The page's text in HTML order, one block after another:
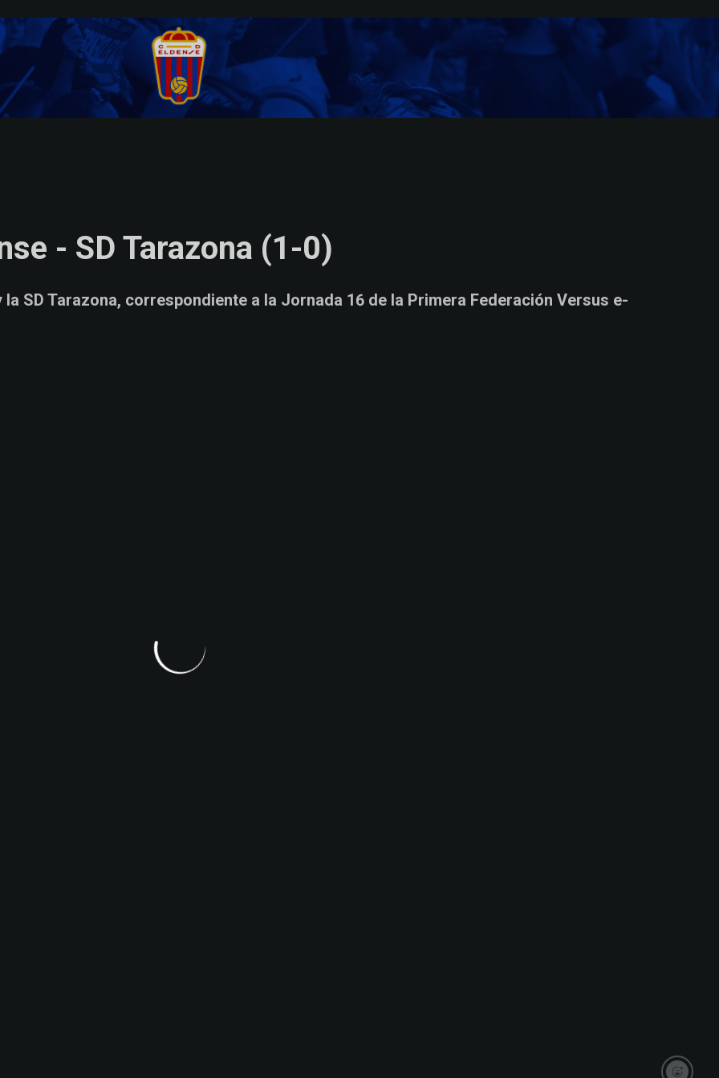
- SD Tarazona (1-0)
SD Tarazona, correspondiente a la Jornada 16 de la Primera Federación Versus e-